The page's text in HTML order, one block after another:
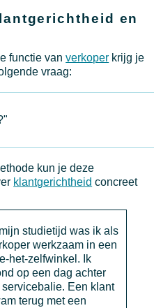
en
functie vanverkoper krijg je
vraag:
kun je deze
klantgerichtheid concreet
mijn studietijd was ik als
werkzaam in een
het-zelfwinkel. Ik
op een dag achter
servicebalie. Een klant
terug met een